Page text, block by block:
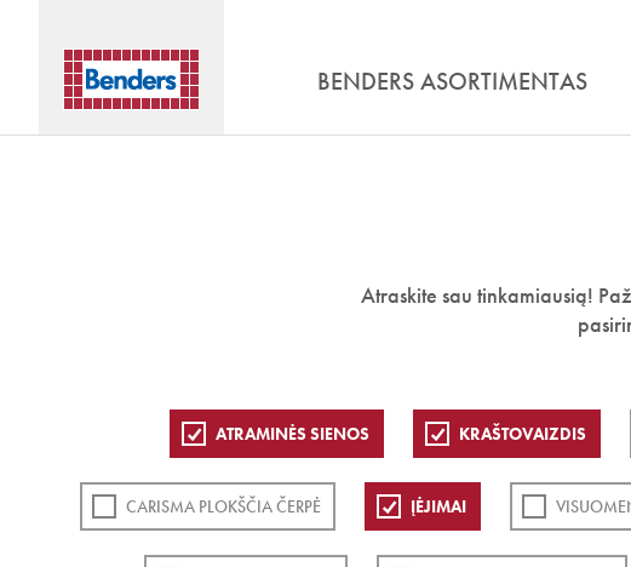
BENDERS ASORTIMENTAS
Atraskite sau tinkamiausią!
ATRAMINĖS SIENOS KRAŠTOVAIZDIS
CARISMA PLOKŠČIA ČERPĖ ĮĖJIMAI